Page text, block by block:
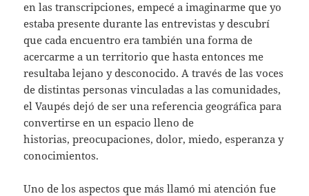
en las transcripciones, empecé a imaginarme que yo
estaba presente durante las entrevistas y descubrí
que cada encuentro era también una forma de
acercarme a un territorio que hasta entonces me
resultaba lejano y desconocido. A través de las voces
de distintas personas vinculadas a las comunidades,
el Vaupés dejó de ser una referencia geográfica para
convertirse en un espacio lleno de
historias, preocupaciones, dolor, miedo, esperanza y
conocimientos.
Uno de los aspectos que más llamó mi atención fue